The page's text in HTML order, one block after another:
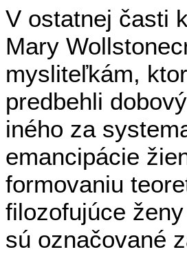
V ostatnej časti
Mary
mysliteľkám,
predbehli
iného za
emancipácie
formovaniu
filozofujúce
sú označované